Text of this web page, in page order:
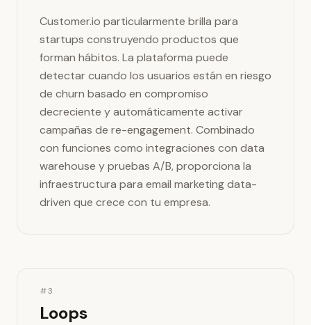
Customer.io particularmente brilla para
startups construyendo productos que
forman hábitos. La plataforma puede
detectar cuando los usuarios están en riesgo
de churn basado en compromiso
decreciente y automáticamente activar
campañas de re-engagement. Combinado
con funciones como integraciones con data
warehouse y pruebas A/B, proporciona la
infraestructura para email marketing data-
driven que crece con tu empresa.
#3
Loops